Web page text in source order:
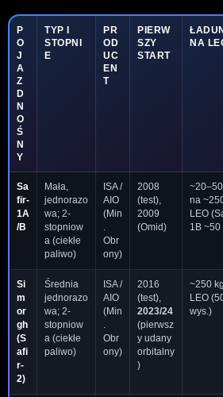
P
O
J
A
Z
D
N
O
Ś
N
Y
TYP I
STOPNI
E
PR
OD
UC
EN
T
PIERW
SZY
START
NA
Sa
fir-
1A
/B
Mała,
jednorazo
wa; 2-
stopniow
a (ciekłe
paliwo)
ISA /
AIO
(Min
Obr
ony)
2008
(test),
2009
(Omid)
na
LEO
1B ~50
Si
m
or
gh
(S
afi
r-
2)
Średnia
jednorazo
wa; 2-
stopniow
a (ciekłe
paliwo)
ISA /
AIO
(Min
Obr
ony)
2016
(test),
2023/24
(pierwsz
y udany
orbitalny
)
~250
LEO
wys.)